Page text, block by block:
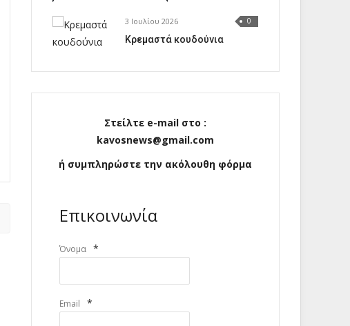
3 Ιουλίου 2026 0
Κρεμαστά κουδούνια
Στείλτε e-mail στο :
kavosnews@gmail.com
ή συμπληρώστε την ακόλουθη φόρμα
Επικοινωνία
Όνομα *
Email *